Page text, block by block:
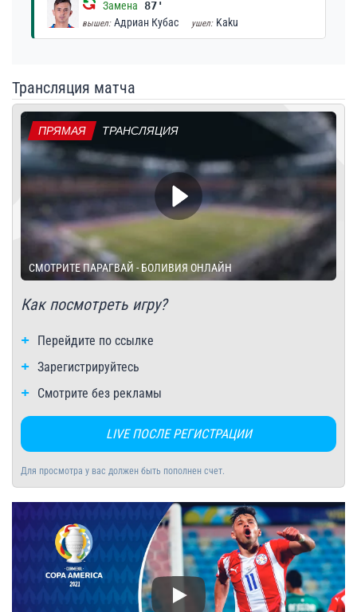
Замена 87'
вышел: Адриан Кубас ушел: Kaku
Трансляция матча
ПРЯМАЯ ТРАНСЛЯЦИЯ
СМОТРИТЕ ПАРАГВАЙ - БОЛИВИЯ ОНЛАЙН
Как посмотреть игру?
Перейдите по ссылке
Зарегистрируйтесь
Смотрите без рекламы
LIVE ПОСЛЕ РЕГИСТРАЦИИ
Для просмотра у вас должен быть пополнен счет.
Play